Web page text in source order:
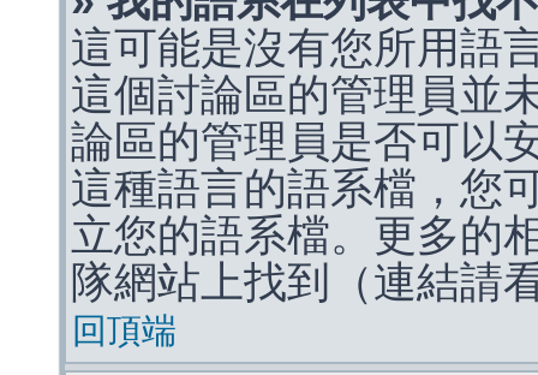
這可能是沒有您所用語
這個討論區的管理員並
論區的管理員是否可以
這種語言的語系檔，您
立您的語系檔。更多的
隊網站上找到（連結請
回頂端